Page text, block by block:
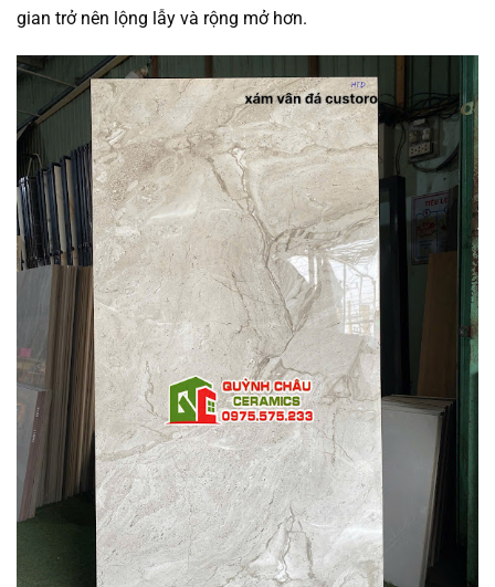
gian trở nên lộng lẫy và rộng mở hơn.